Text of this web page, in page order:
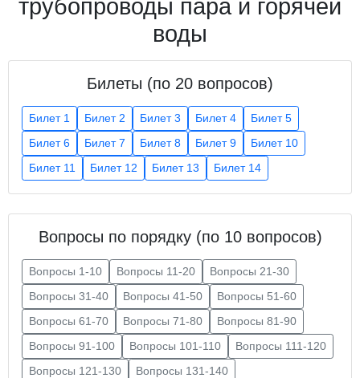
трубопроводы пара и горячей
воды
Билеты (по 20 вопросов)
Билет 1 Билет 2 Билет 3 Билет 4
Билет 5
Билет 6
Билет 7 Билет 8 Билет 9
Билет 10
Билет 11
Билет 12 Билет 13 Билет 14
Вопросы по порядку (по 10 вопросов)
Вопросы 1-10 Вопросы 11-20
Вопросы 21-30
Вопросы 31-40
Вопросы 41-50
Вопросы 51-60
Вопросы 61-70
Вопросы 71-80
Вопросы 81-90
Вопросы 91-100
Вопросы 101-110
Вопросы 111-120
Вопросы 121-130
Вопросы 131-140